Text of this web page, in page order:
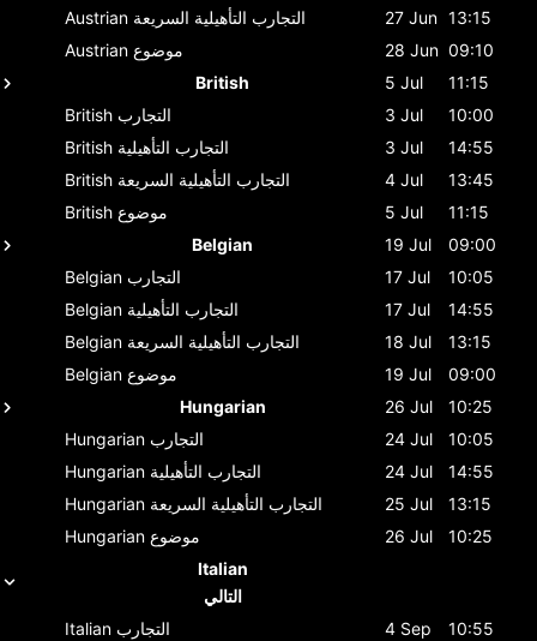
Austrian التجارب التأهيلية السريعة 27 Jun 13:15
Austrian موضوع 28 Jun 09:10
British
5 Jul
11:15
British التجارب 3 Jul
10:00
British التجارب التأهيلية 3 Jul
14:55
British التجارب التأهيلية السريعة 4 Jul
13:45
British موضوع 5 Jul
11:15
Belgian
19 Jul
09:00
Belgian التجارب 17 Jul
10:05
Belgian التجارب التأهيلية 17 Jul
14:55
Belgian التجارب التأهيلية السريعة 18 Jul
13:15
Belgian موضوع 19 Jul
09:00
Hungarian
26 Jul
10:25
Hungarian التجارب 24 Jul
10:05
Hungarian التجارب التأهيلية 24 Jul
14:55
Hungarian التجارب التأهيلية السريعة 25 Jul
13:15
Hungarian موضوع 26 Jul
10:25
Italian
التالي
Italian التجارب 4 Sep
10:55